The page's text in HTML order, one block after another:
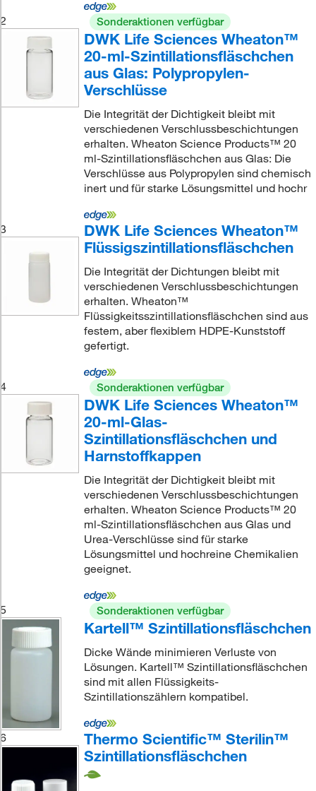
2 Sonderaktionen verfügbar
DWK Life Sciences Wheaton™
20-ml-Szintillationsfläschchen
aus Glas: Polypropylen-
Verschlüsse
Die Integrität der Dichtigkeit bleibt mit
verschiedenen Verschlussbeschichtungen
erhalten. Wheaton Science Products™ 20
ml-Szintillationsfläschchen aus Glas: Die
Verschlüsse aus Polypropylen sind chemisch
inert und für starke Lösungsmittel und hochr
3
DWK Life Sciences Wheaton™
Flüssigszintillationsfläschchen
Die Integrität der Dichtungen bleibt mit
verschiedenen Verschlussbeschichtungen
erhalten. Wheaton™
Flüssigkeitsszintillationsfläschchen sind aus
festem, aber flexiblem HDPE-Kunststoff
gefertigt.
4 Sonderaktionen verfügbar
DWK Life Sciences Wheaton™
20-ml-Glas-
Szintillationsfläschchen und
Harnstoffkappen
Die Integrität der Dichtigkeit bleibt mit
verschiedenen Verschlussbeschichtungen
erhalten. Wheaton Science Products™ 20
ml-Szintillationsfläschchen aus Glas und
Urea-Verschlüsse sind für starke
Lösungsmittel und hochreine Chemikalien
geeignet.
5 Sonderaktionen verfügbar
Kartell™ Szintillationsfläschchen
Dicke Wände minimieren Verluste von
Lösungen. Kartell™ Szintillationsfläschchen
sind mit allen Flüssigkeits-
Szintillationszählern kompatibel.
6
Thermo Scientific™ Sterilin™
Szintillationsfläschchen